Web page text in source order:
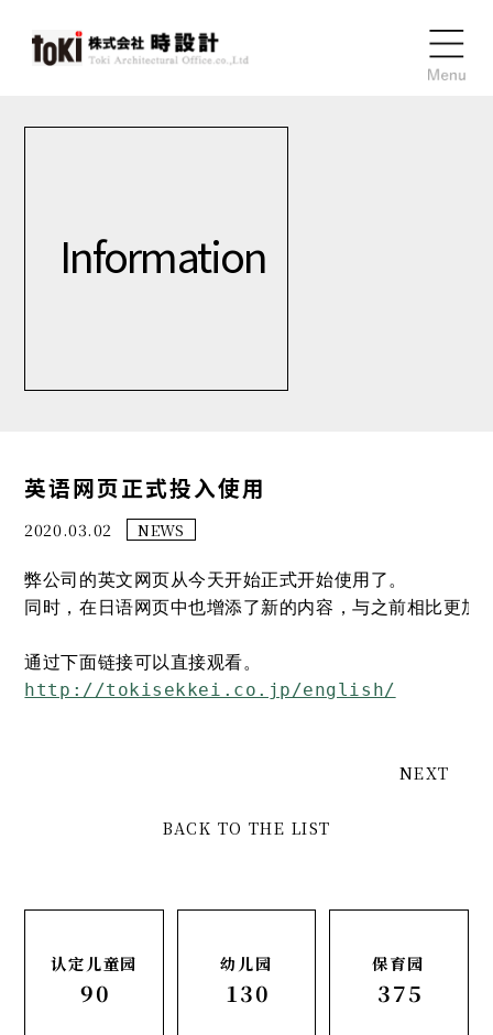
Information
英语网页正式投入使用
2020.03.02 NEWS
弊公司的英文网页从今天开始正式开始使用了。
同时，在日语网页中也增添了新的内容，与之前相比更加
http://tokisekkei.co.jp/english/
NEXT
BACK TO THE LIST
认定儿童园
90
幼儿园
130
保育园
375